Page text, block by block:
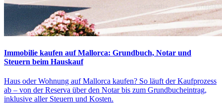
Immobilie kaufen auf Mallorca: Grundbuch, Notar und
Steuern beim Hauskauf
Haus oder Wohnung auf Mallorca kaufen? So läuft der Kaufprozess
ab – von der Reserva über den Notar bis zum Grundbucheintrag,
inklusive aller Steuern und Kosten.